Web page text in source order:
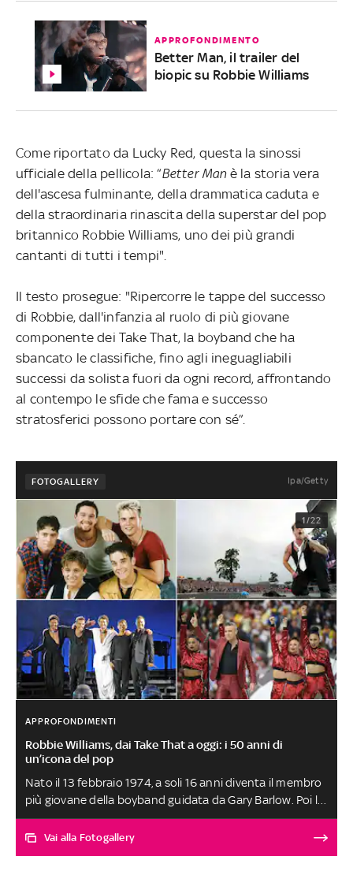
APPROFONDIMENTO
Better Man, il trailer del
biopic su Robbie Williams
Come riportato da Lucky Red, questa la sinossi
ufficiale della pellicola: “Better Manè la storia vera
dell'ascesa fulminante, della drammatica caduta e
della straordinaria rinascita della superstar del pop
britannico Robbie Williams, uno dei più grandi
cantanti di tutti i tempi".
Il testo prosegue: "Ripercorre le tappe del successo
di Robbie, dall'infanzia al ruolo di più giovane
componente dei Take That, la boyband che ha
sbancato le classifiche, fino agli ineguagliabili
successi da solista fuori da ogni record, affrontando
al contempo le sfide che fama e successo
stratosferici possono portare con sé”.
FOTOGALLERY Ipa/Getty
1/22
APPROFONDIMENTI
Robbie Williams, dai Take That a oggi: i 50 anni di
un’icona del pop
Nato il 13 febbraio 1974, a soli 16 anni diventa il membro
più giovane della boyband guidata da Gary Barlow. Poi la
rottura con il gruppo e la successiva riappacificazione,
l’incredibile carriera da solista e i momenti bui segnati da
Vai alla Fotogallery